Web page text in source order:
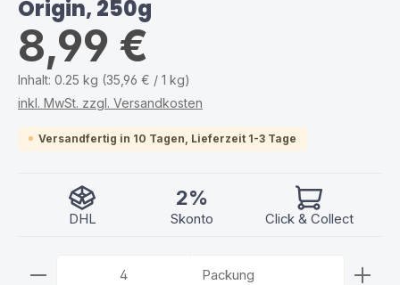
Origin, 250g
8,99 €
Inhalt: 0.25 kg (35,96 € / 1 kg)
inkl. MwSt. zzgl. Versandkosten
Versandfertig in 10 Tagen, Lieferzeit 1-3 Tage
DHL
2%
Skonto Click & Collect
Produkt Anzahl: Gib den gewünschten Wert ein
Packung